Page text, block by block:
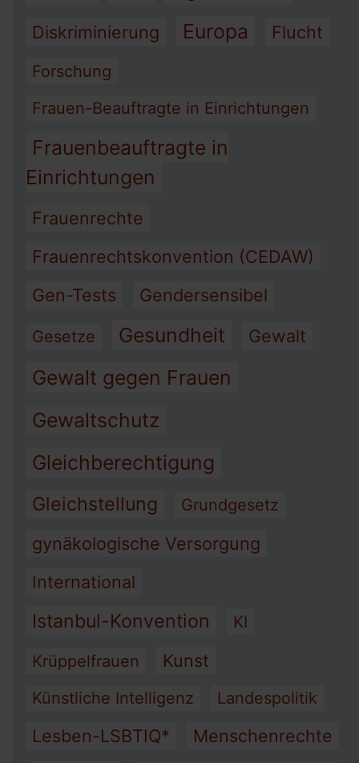
Diskriminierung Europa Flucht
Forschung
Frauen-Beauftragte in Einrichtungen
Frauenbeauftragte in
Einrichtungen
Frauenrechte
Frauenrechtskonvention (CEDAW)
Gen-Tests
Gendersensibel
Gesetze Gesundheit Gewalt
Gewalt gegen Frauen
Gewaltschutz
Gleichberechtigung
Gleichstellung Grundgesetz
gynäkologische Versorgung
International
Istanbul-Konvention KI
Krüppelfrauen Kunst
Künstliche Intelligenz Landespolitik
Lesben-LSBTIQ* Menschenrechte